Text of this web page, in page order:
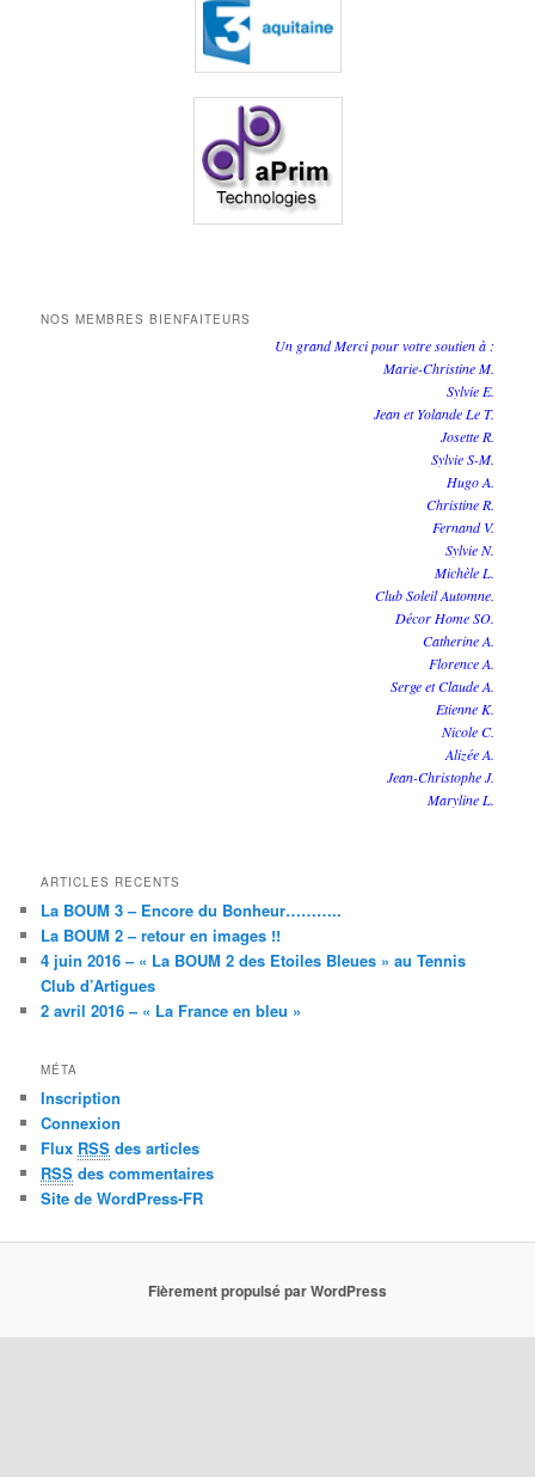
NOS MEMBRES BIENFAITEURS
Un grand Merci pour votre soutien à :
Marie-Christine M.
Sylvie E.
Jean et Yolande Le T.
Josette R.
Sylvie S-M.
Hugo A.
Christine R.
Fernand V.
Sylvie N.
Michèle L.
Club Soleil Automne.
Décor Home SO.
Catherine A.
Florence A.
Serge et Claude A.
Etienne K.
Nicole C.
Alizée A.
Jean-Christophe J.
Maryline L.
ARTICLES RECENTS
La BOUM 3 – Encore du Bonheur………..
La BOUM 2 – retour en images !!
4 juin 2016 – « La BOUM 2 des Etoiles Bleues » au Tennis
Club d’Artigues
2 avril 2016 – « La France en bleu »
MÉTA
Inscription
Connexion
Flux RSS des articles
RSS des commentaires
Site de WordPress-FR
Fièrement propulsé par WordPress